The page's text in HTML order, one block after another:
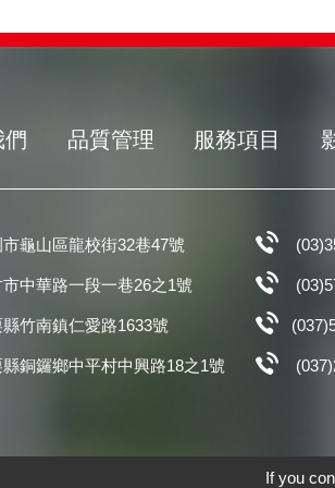
們 品質管理 服務項目
龜山區龍校街32巷47號
市中華路一段一巷26之1號
竹南鎮仁愛路1633號
銅鑼鄉中平村中興路18之1號
If you